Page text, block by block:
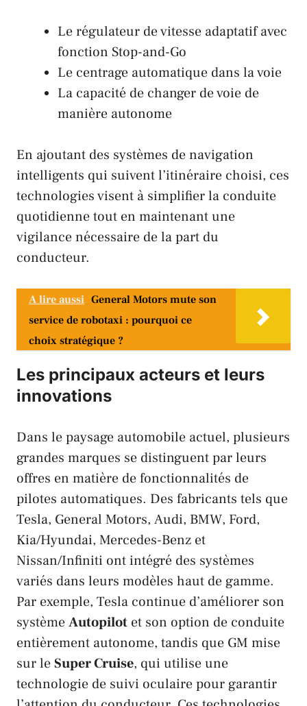
Le régulateur de vitesse adaptatif avec
fonction Stop-and-Go
Le centrage automatique dans la voie
La capacité de changer de voie de
manière autonome
En ajoutant des systèmes de navigation
intelligents qui suivent l’itinéraire choisi, ces
technologies visent à simplifier la conduite
quotidienne tout en maintenant une
vigilance nécessaire de la part du
conducteur.
A lire aussi General Motors mute son
service de robotaxi : pourquoi ce
choix stratégique ?
Les principaux acteurs et leurs
innovations
Dans le paysage automobile actuel, plusieurs
grandes marques se distinguent par leurs
offres en matière de fonctionnalités de
pilotes automatiques. Des fabricants tels que
Tesla, General Motors, Audi, BMW, Ford,
Kia/Hyundai, Mercedes-Benz et
Nissan/Infiniti ont intégré des systèmes
variés dans leurs modèles haut de gamme.
Par exemple, Tesla continue d’améliorer son
systèmeAutopilot et son option de conduite
entièrement autonome, tandis que GM mise
sur leSuper Cruise, qui utilise une
technologie de suivi oculaire pour garantir